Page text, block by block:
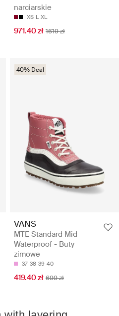
narciarskie
XS L XL
971.40 zł 1619 zł
40% Deal
VANS
MTE Standard Mid
Waterproof - Buty
zimowe
37 38 39 40
419.40 zł 699 zł